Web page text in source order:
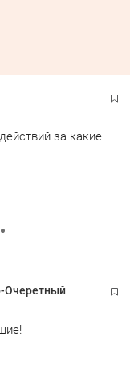
за какие
Очеретный